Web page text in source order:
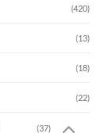
(420)
(13)
(18)
(22)
(37)